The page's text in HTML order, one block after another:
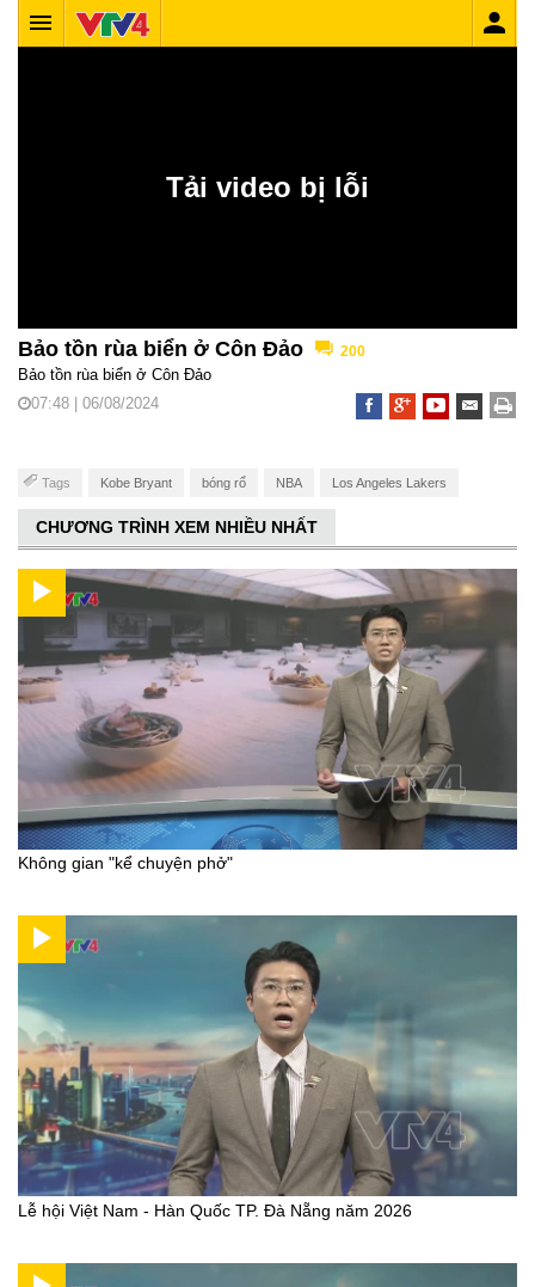
Bảo tồn rùa biển ở Côn Đảo 200
Bảo tồn rùa biển ở Côn Đảo
07:48 | 06/08/2024
Tags Kobe Bryant bóng rổ NBA Los Angeles Lakers
CHƯƠNG TRÌNH XEM NHIỀU NHẤT
Không gian "kể chuyện phở"
Lễ hội Việt Nam - Hàn Quốc TP. Đà Nẵng năm 2026